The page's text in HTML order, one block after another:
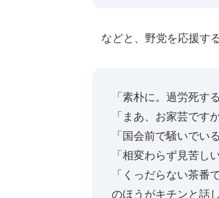
などと、野党を応援す
「素朴に。過労死す
「まあ、お家芸です
「国会前で騒いでい
「相変わらず見苦し
「くっだらない茶番
のほうがキチンと話